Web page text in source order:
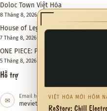
Doloc Town Việt Hóa
8 Tháng 8, 2026
House of Legacy Việt Hóa – Hào
7 Tháng 8, 2026
ONE PIECE: PIRATE WARRIORS 4 Việt
5 Tháng 8, 2026
Hỗ trợ
✉ Email hỗ trợ
meviethoa@gmail.com
VIỆT HÓA MỚI HÔM
ReStory: Chill